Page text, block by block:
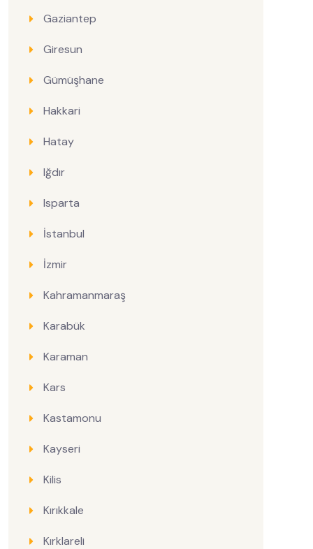
Gaziantep
Giresun
Gümüşhane
Hakkari
Hatay
Iğdır
Isparta
İstanbul
İzmir
Kahramanmaraş
Karabük
Karaman
Kars
Kastamonu
Kayseri
Kilis
Kırıkkale
Kırklareli